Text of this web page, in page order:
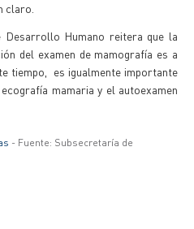
claro.
Humano reitera que la
del examen de mamografía es a
tiempo, es igualmente importante
mamaria y el autoexamen
- Fuente: Subsecretaría de